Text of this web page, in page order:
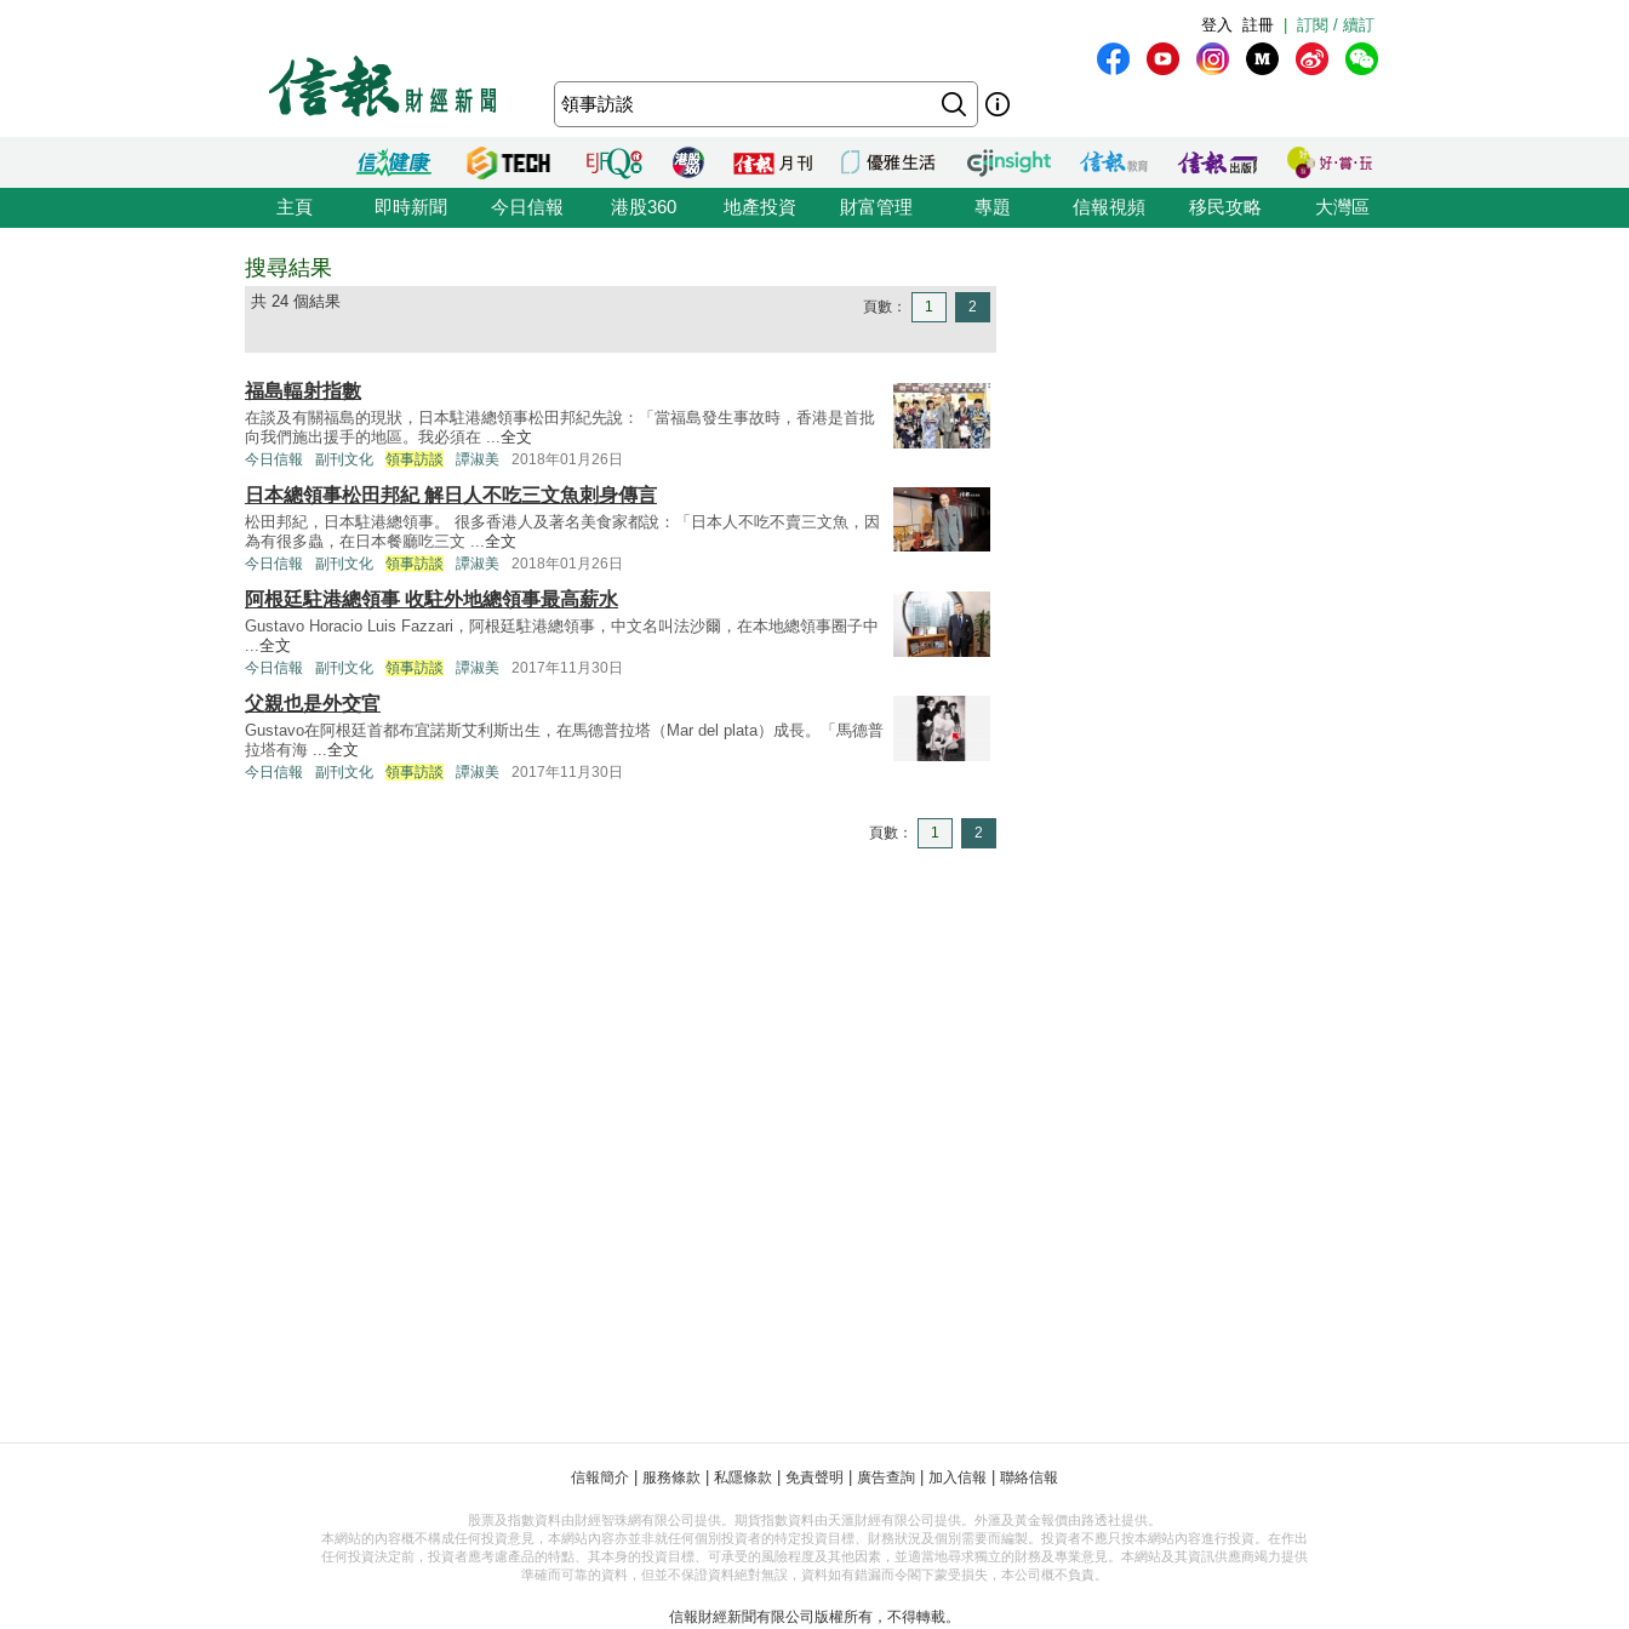
訂閱 / 續訂
註冊
登入
主頁 即時新聞 今日信報 港股360 地產投資 財富管理 專題 信報視頻 移民攻略 大灣區
搜尋結果
共 24 個結果 頁數： 1 2
福島輻射指數
在談及有關福島的現狀，日本駐港總領事松田邦紀先說：「當福島發生事故時，香港是首批
向我們施出援手的地區。我必須在 ...全文
今日信報 副刊文化 領事訪談 譚淑美 2018年01月26日
日本總領事松田邦紀 解日人不吃三文魚刺身傳言
松田邦紀，日本駐港總領事。 很多香港人及著名美食家都說：「日本人不吃不賣三文魚，因
為有很多蟲，在日本餐廳吃三文 ...全文
今日信報 副刊文化 領事訪談 譚淑美 2018年01月26日
阿根廷駐港總領事 收駐外地總領事最高薪水
Gustavo Horacio Luis Fazzari，阿根廷駐港總領事，中文名叫法沙爾，在本地總領事圈子中
...全文
今日信報 副刊文化 領事訪談 譚淑美 2017年11月30日
父親也是外交官
Gustavo在阿根廷首都布宜諾斯艾利斯出生，在馬德普拉塔（Mar del plata）成長。「馬德普
拉塔有海 ...全文
今日信報 副刊文化 領事訪談 譚淑美 2017年11月30日
頁數： 1 2
信報簡介 服務條款 私隱條款 免責聲明 廣告查詢 加入信報 聯絡信報
股票及指數資料由財經智珠網有限公司提供。期貨指數資料由天滙財經有限公司提供。外滙及黃金報價由路透社提供。
本網站的內容概不構成任何投資意見，本網站內容亦並非就任何個別投資者的特定投資目標、財務狀況及個別需要而編製。投資者不應只按本網站內容進行投資。在作出
任何投資決定前，投資者應考慮產品的特點、其本身的投資目標、可承受的風險程度及其他因素，並適當地尋求獨立的財務及專業意見。本網站及其資訊供應商竭力提供
準確而可靠的資料，但並不保證資料絕對無誤，資料如有錯漏而令閣下蒙受損失，本公司概不負責。
信報財經新聞有限公司版權所有，不得轉載。